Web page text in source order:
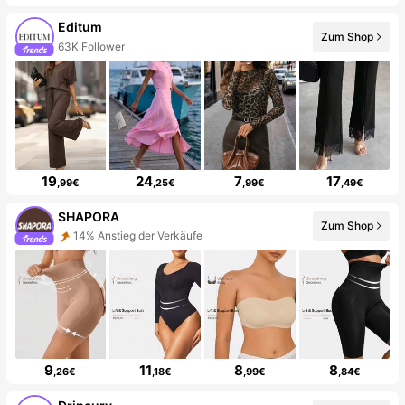
Editum
63K Follower
Zum Shop
19,99€ 24,25€ 7,99€ 17,49€
SHAPORA
14% Anstieg der Verkäufe
Zum Shop
9,26€ 11,18€ 8,99€ 8,84€